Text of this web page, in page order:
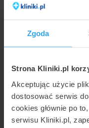
Zgoda
Strona Kliniki.pl
Akceptując użycie
dostosować serwis
cookies głównie po
serwisu Kliniki.pl,
Badanie DIVA - 5
Test psychologiczny
CONNERS 3
Psychoterapia
Posiadamy również
ceny psychoterapia w